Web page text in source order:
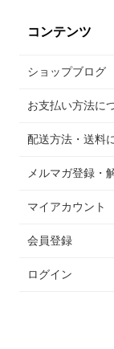
コンテンツ
ショップブログ
お支払い方法に
配送方法・送料
メルマガ登録・
マイアカウント
会員登録
ログイン